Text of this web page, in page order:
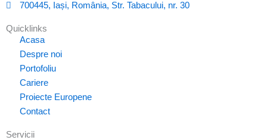
700445, Iași, România, Str. Tabacului, nr. 30
Quicklinks
Acasa
Despre noi
Portofoliu
Cariere
Proiecte Europene
Contact
Servicii